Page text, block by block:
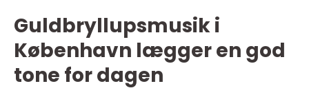
Guldbryllupsmusik i
København lægger en god
tone for dagen